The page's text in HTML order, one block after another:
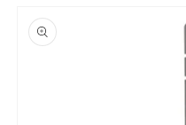
product
information